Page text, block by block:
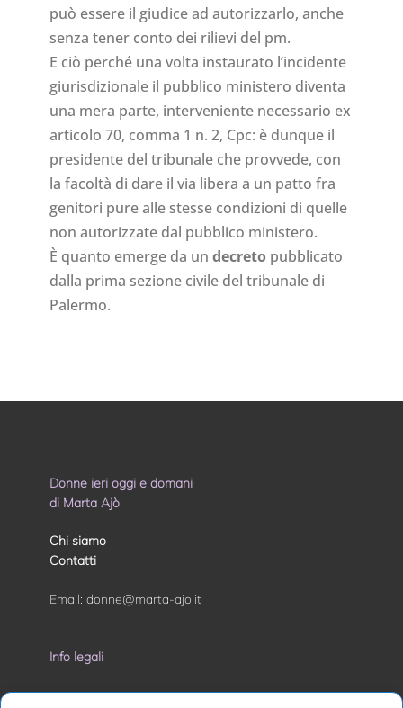
può essere il giudice ad autorizzarlo, anche
senza tener conto dei rilievi del pm.
E ciò perché una volta instaurato l’incidente
giurisdizionale il pubblico ministero diventa
una mera parte, interveniente necessario ex
articolo 70, comma 1 n. 2, Cpc: è dunque il
presidente del tribunale che provvede, con
la facoltà di dare il via libera a un patto fra
genitori pure alle stesse condizioni di quelle
non autorizzate dal pubblico ministero.
È quanto emerge da un decreto pubblicato
dalla prima sezione civile del tribunale di
Palermo.
Donne ieri oggi e domani
di Marta Ajò
Chi siamo
Contatti
Email: donne@marta-ajo.it
Info legali
Privacy Policy